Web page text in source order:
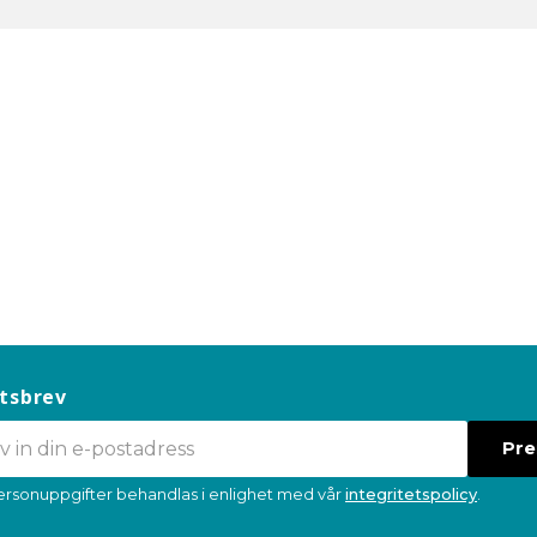
behandlas i enlighet med vårintegritetspolicy.